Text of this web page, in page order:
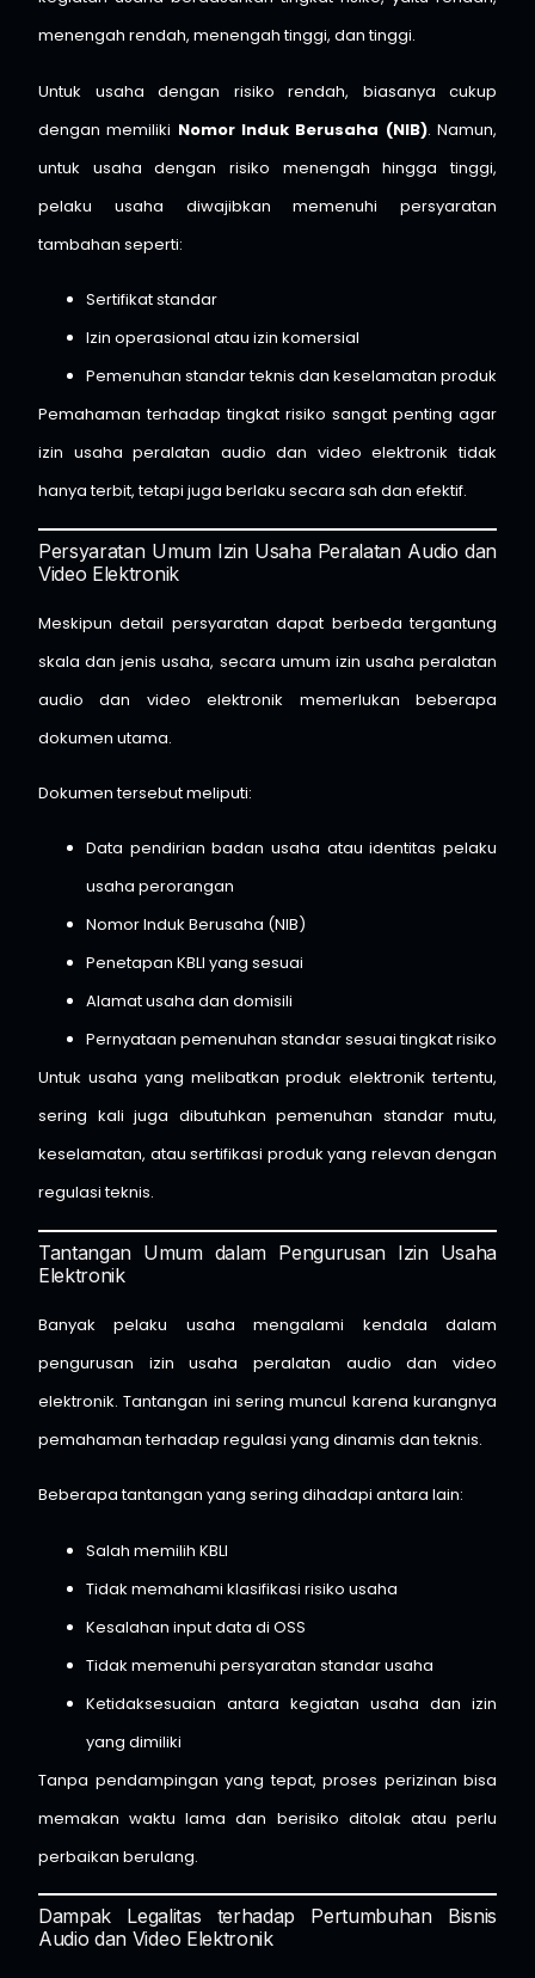
menengah rendah, menengah tinggi, dan tinggi.
Untuk usaha dengan risiko rendah, biasanya cukup
dengan memiliki Nomor Induk Berusaha (NIB). Namun,
untuk usaha dengan risiko menengah hingga tinggi,
pelaku usaha diwajibkan memenuhi persyaratan
tambahan seperti:
Sertifikat standar
Izin operasional atau izin komersial
Pemenuhan standar teknis dan keselamatan produk
Pemahaman terhadap tingkat risiko sangat penting agar
izin usaha peralatan audio dan video elektronik tidak
hanya terbit, tetapi juga berlaku secara sah dan efektif.
Persyaratan Umum Izin Usaha Peralatan Audio dan
Video Elektronik
Meskipun detail persyaratan dapat berbeda tergantung
skala dan jenis usaha, secara umum izin usaha peralatan
audio dan video elektronik memerlukan beberapa
dokumen utama.
Dokumen tersebut meliputi:
Data pendirian badan usaha atau identitas pelaku
usaha perorangan
Nomor Induk Berusaha (NIB)
Penetapan KBLI yang sesuai
Alamat usaha dan domisili
Pernyataan pemenuhan standar sesuai tingkat risiko
Untuk usaha yang melibatkan produk elektronik tertentu,
sering kali juga dibutuhkan pemenuhan standar mutu,
keselamatan, atau sertifikasi produk yang relevan dengan
regulasi teknis.
Tantangan Umum dalam Pengurusan Izin Usaha
Elektronik
Banyak pelaku usaha mengalami kendala dalam
pengurusan izin usaha peralatan audio dan video
elektronik. Tantangan ini sering muncul karena kurangnya
pemahaman terhadap regulasi yang dinamis dan teknis.
Beberapa tantangan yang sering dihadapi antara lain:
Salah memilih KBLI
Tidak memahami klasifikasi risiko usaha
Kesalahan input data di OSS
Tidak memenuhi persyaratan standar usaha
Ketidaksesuaian antara kegiatan usaha dan izin
yang dimiliki
Tanpa pendampingan yang tepat, proses perizinan bisa
memakan waktu lama dan berisiko ditolak atau perlu
perbaikan berulang.
Dampak Legalitas terhadap Pertumbuhan Bisnis
Audio dan Video Elektronik